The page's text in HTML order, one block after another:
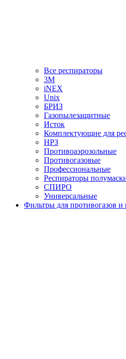
Все респираторы
3М
iNEX
Unix
БРИЗ
Газопылезащитные
Исток
Комплектующие для
НРЗ
Противоаэрозольные
Противогазовые
Профессиональные
Респираторы
СПИРО
Универсальные
Фильтры для противогазов и